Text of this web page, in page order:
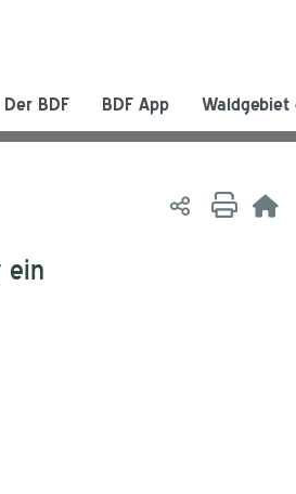
Der BDF BDF App Waldgebiet
ein